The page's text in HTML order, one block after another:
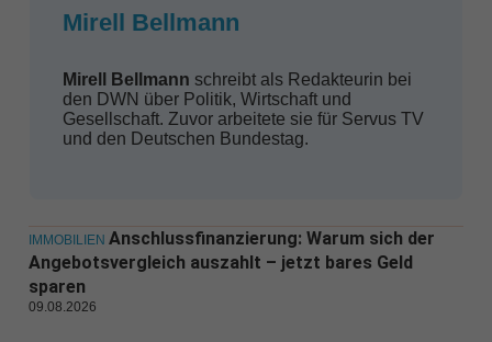
Mirell Bellmann
Mirell Bellmann schreibt als Redakteurin bei
den DWN über Politik, Wirtschaft und
Gesellschaft. Zuvor arbeitete sie für Servus TV
und den Deutschen Bundestag.
IMMOBILIEN Anschlussfinanzierung: Warum sich der
Angebotsvergleich auszahlt – jetzt bares Geld
sparen
09.08.2026